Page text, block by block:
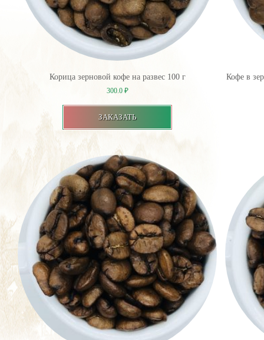
Корица зерновой кофе на развес 100 г
300.0 ₽
ЗАКАЗАТЬ
Кофе в